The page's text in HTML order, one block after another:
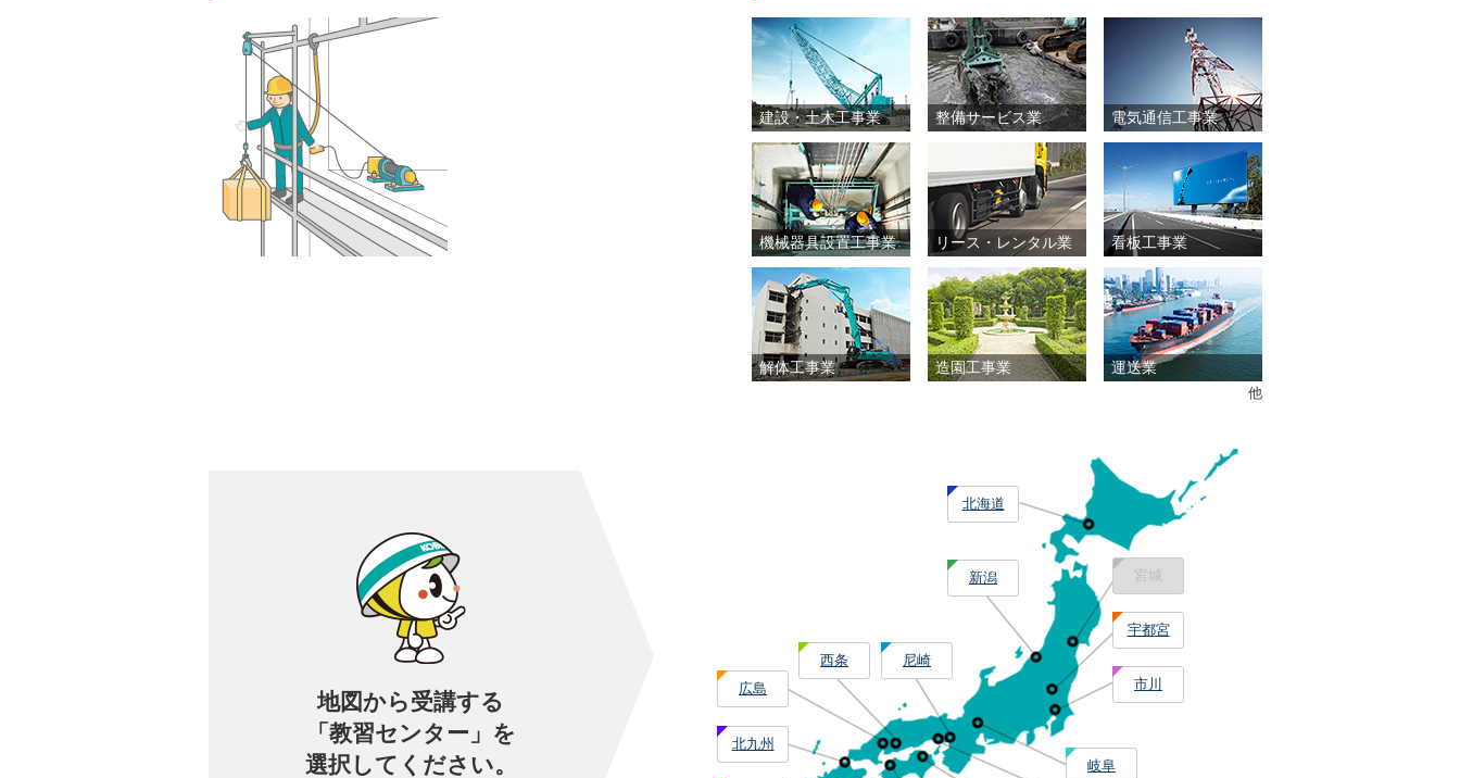
建設・土木工事業 整備サービス業 電気通信工事業
機械器具設置工事業 リース・レンタル業 看板工事業
解体工事業 造園工事業 運送業
他
地図から受講する
「教習センター」を
選択してください。
北海道
宮城
宇都宮
市川
新潟
岐阜
尼崎
西条
広島
北九州